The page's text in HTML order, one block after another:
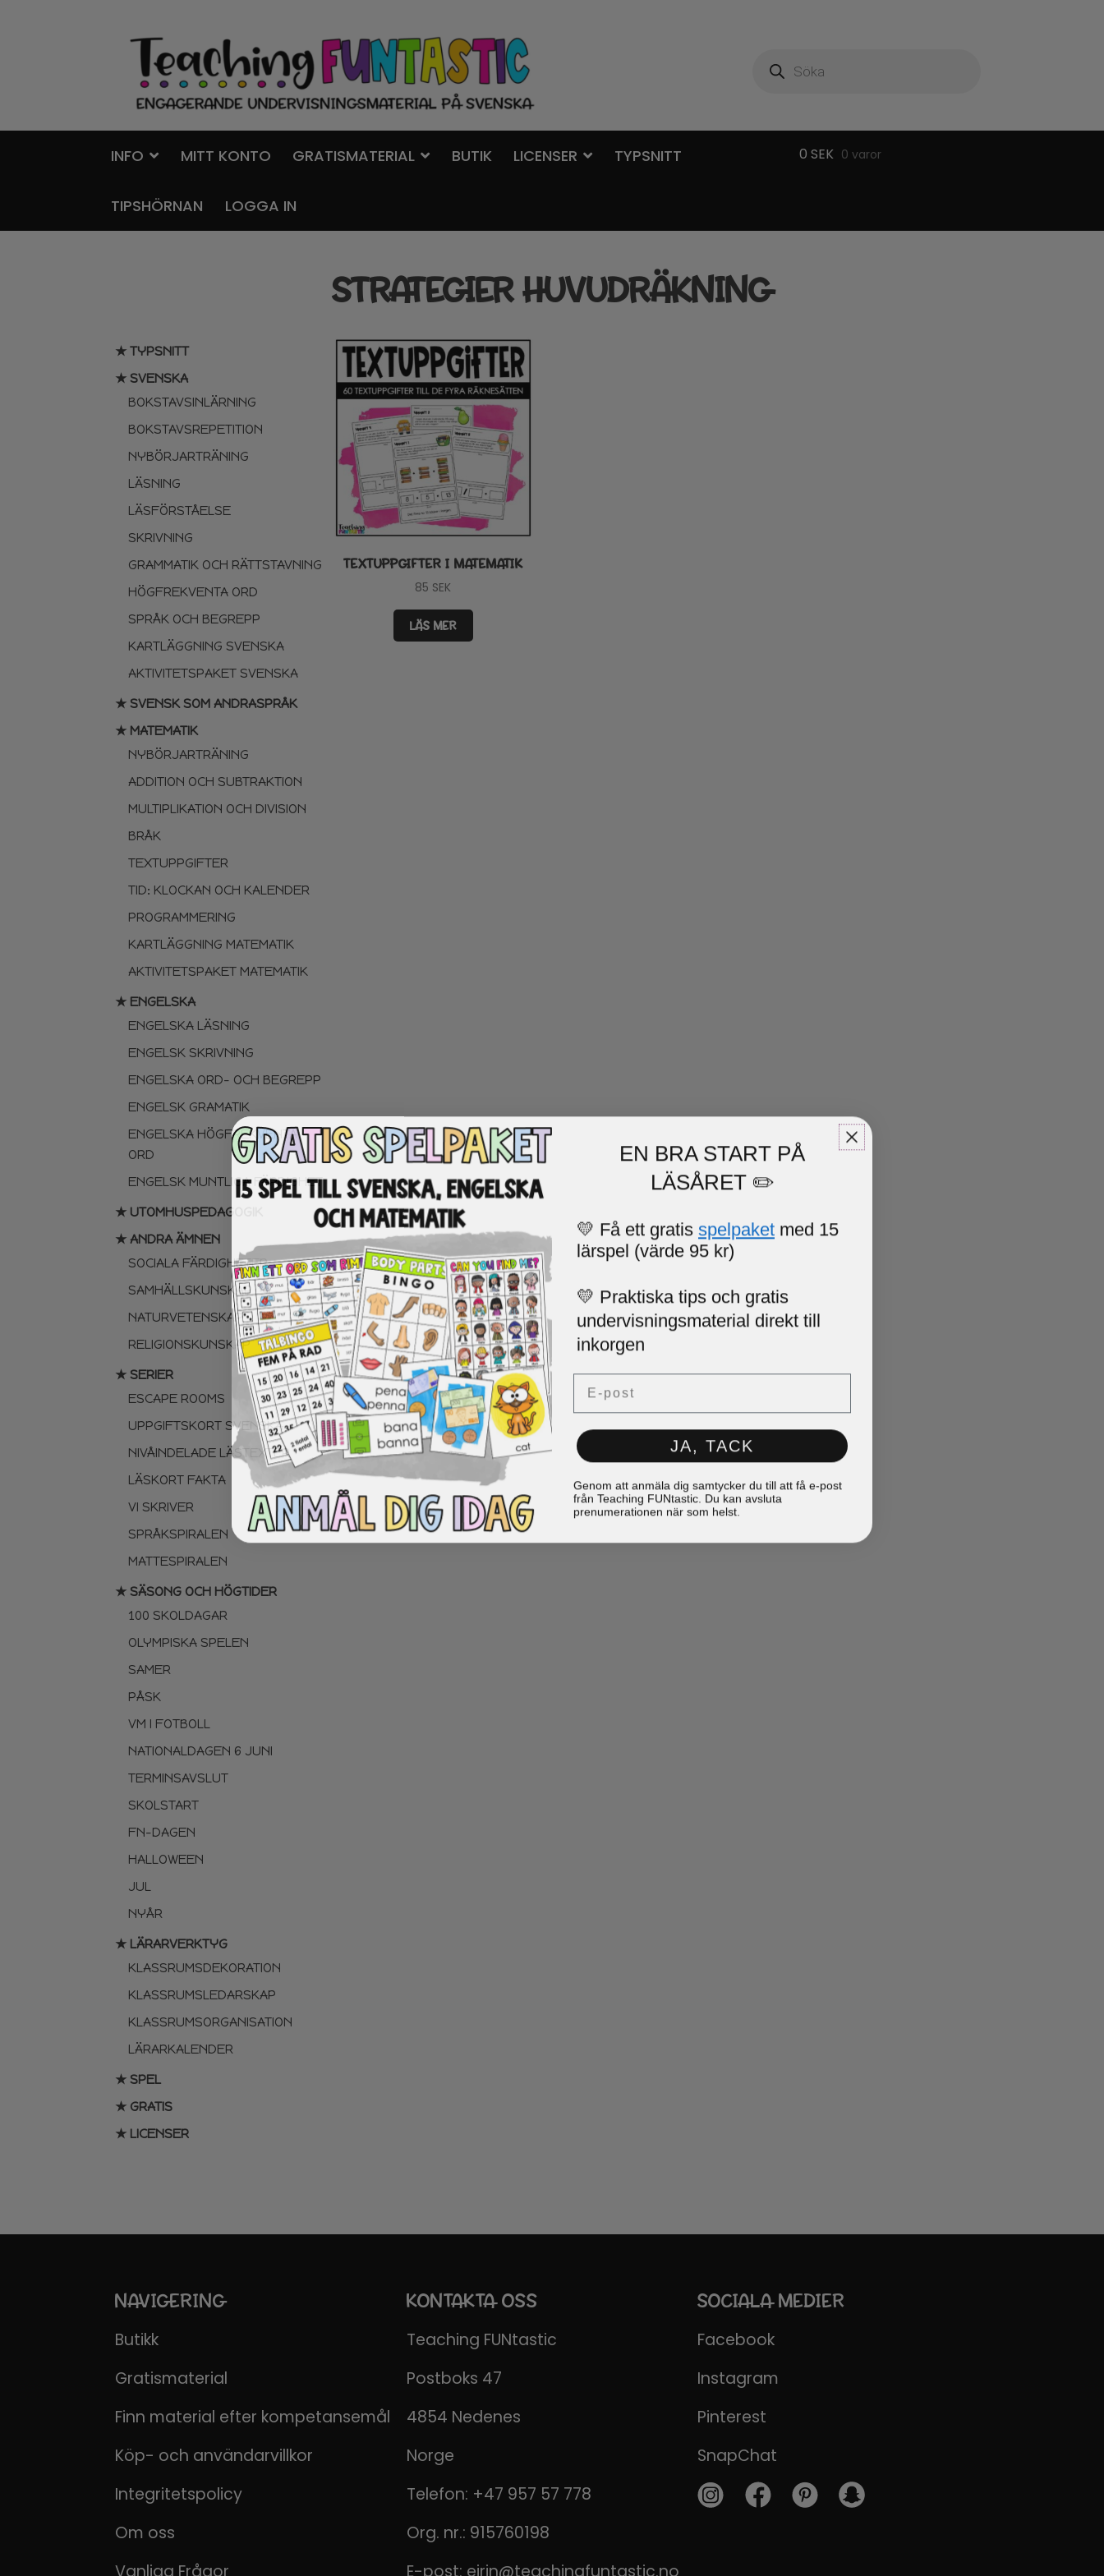
Hoppa
navigering
Gå
innehåll
INFO MITT KONTO GRATISMATERIAL BUTIK LICENSER TYPSNITT
TIPSHÖRNAN LOGGA IN
0 SEK 0 varor
STRATEGIER HUVUDRÄKNING
★ TYPSNITT
★ SVENSKA
BOKSTAVSINLÄRNING
BOKSTAVSREPETITION
NYBÖRJARTRÄNING
LÄSNING
LÄSFÖRSTÅELSE
SKRIVNING
GRAMMATIK OCH RÄTTSTAVNING
HÖGFREKVENTA ORD
SPRÅK OCH BEGREPP
KARTLÄGGNING SVENSKA
AKTIVITETSPAKET SVENSKA
★ SVENSK SOM ANDRASPRÅK
★ MATEMATIK
NYBÖRJARTRÄNING
ADDITION OCH SUBTRAKTION
MULTIPLIKATION OCH DIVISION
BRÅK
TEXTUPPGIFTER
TID: KLOCKAN OCH KALENDER
PROGRAMMERING
KARTLÄGGNING MATEMATIK
AKTIVITETSPAKET MATEMATIK
★ ENGELSKA
ENGELSKA LÄSNING
ENGELSK SKRIVNING
ENGELSKA ORD- OCH BEGREPP
ENGELSK GRAMATIK
ENGELSKA HÖGFREKVENTA
ORD
ENGELSK MUNTLIGA FÄRDIGHET
★ UTOMHUSPEDAGOGIK
★ ANDRA ÄMNEN
SOCIALA FÄRDIGHETER
SAMHÄLLSKUNSKAP
NATURVETENSKAP
RELIGIONSKUNSKAP
★ SERIER
ESCAPE ROOMS
UPPGIFTSKORT SVENSKA
NIVÅINDELADE LÄSTEXTER
LÄSKORT FAKTA
VI SKRIVER
SPRÅKSPIRALEN
MATTESPIRALEN
★ SÄSONG OCH HÖGTIDER
100 SKOLDAGAR
OLYMPISKA SPELEN
SAMER
PÅSK
VM I FOTBOLL
NATIONALDAGEN 6 JUNI
TERMINSAVSLUT
SKOLSTART
FN-DAGEN
HALLOWEEN
JUL
NYÅR
★ LÄRARVERKTYG
KLASSRUMSDEKORATION
KLASSRUMSLEDARSKAP
KLASSRUMSORGANISATION
LÄRARKALENDER
★ SPEL
★ GRATIS
★ LICENSER
TEXTUPPGIFTER I MATEMATIK
85 SEK
LÄS MER
NAVIGERING
Butikk
Gratismaterial
Finn material efter kompetansemål
Köp- och användarvillkor
Integritetspolicy
Om oss
Vanliga Frågor
KONTAKTA OSS
Teaching FUNtastic
Postboks 47
4854 Nedenes
Norge
Telefon: +47 957 57 778
Org. nr.: 915760198
E-post: eirin@teachingfuntastic.no
SOCIALA MEDIER
Facebook
Instagram
Pinterest
SnapChat
EN BRA START PÅ
LÄSÅRET ✏️
💛 Få ett gratis spelpaket med 15
lärspel (värde 95 kr)
💛 Praktiska tips och gratis
undervisningsmaterial direkt till
inkorgen
Email
JA, TACK
Genom att anmäla dig samtycker du till att få e-post
från Teaching FUNtastic. Du kan avsluta
prenumerationen när som helst.